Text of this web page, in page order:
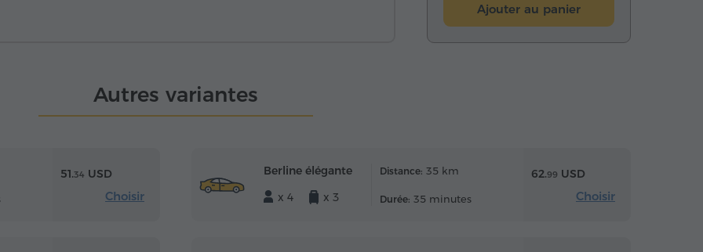
Ajouter au panier
Autres variantes
51.34 USD
Choisir
Berline élégante
x 4
x 3
Distance: 35 km
Durée: 35 minutes
62.99 USD
Choisir